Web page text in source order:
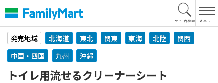
文
へ
発売地域
北海道 東北 関東 東海 北陸
関西
中国・四国
九州 沖縄
トイレ用流せるクリーナーシート